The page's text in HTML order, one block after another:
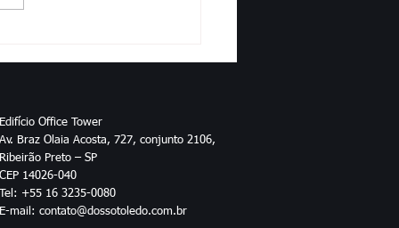
abertas em 2024
Edifício Office Tower
Av. Braz Olaia Acosta, 727, conjunto 2106,
Ribeirão Preto – SP
CEP 14026-040
Tel: +55 16 3235-0080
E-mail: contato@dossotoledo.com.br